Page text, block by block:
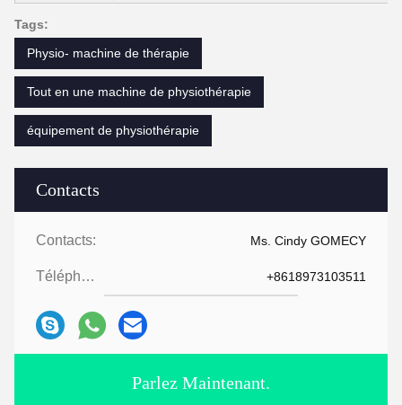
Contacts
Contacts: Ms. Cindy GOMECY
Téléphone: +8618973103511
Parlez Maintenant.
Tags:
Physio- machine de thérapie
Tout en une machine de physiothérapie
équipement de physiothérapie